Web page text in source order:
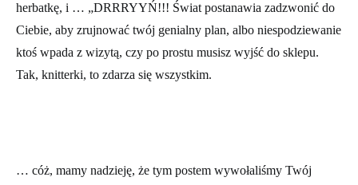
herbatkę, i … „DRRRYYŃ!!! Świat postanawia zadzwonić do
Ciebie, aby zrujnować twój genialny plan, albo niespodziewanie
ktoś wpada z wizytą, czy po prostu musisz wyjść do sklepu.
Tak, knitterki, to zdarza się wszystkim.
… cóż, mamy nadzieję, że tym postem wywołaliśmy Twój